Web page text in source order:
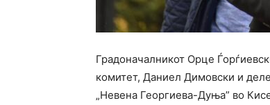
Градоначалникот Орце
комитет, Даниел Димовски и
„Невена Георгиева-Дуња” во